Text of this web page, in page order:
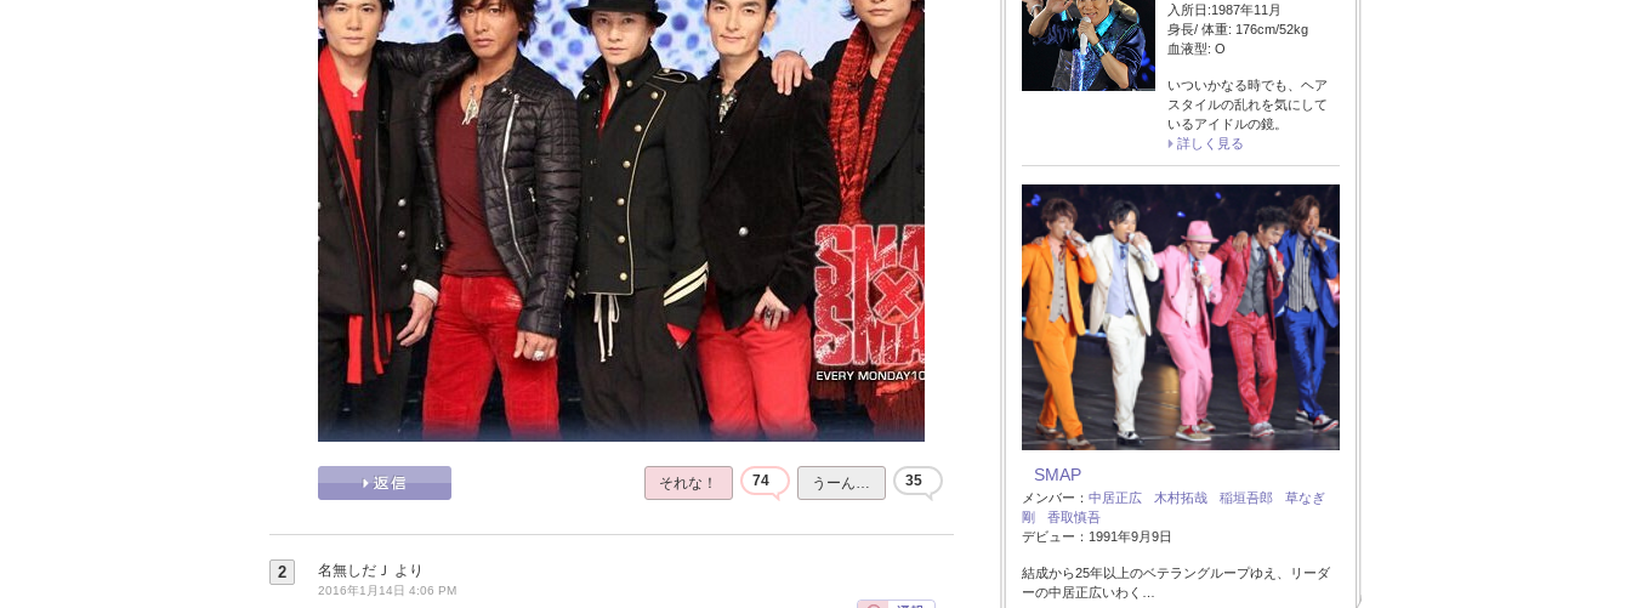
それな！ 74 うーん… 35
2 名無しだＪ より
2016年1月14日 4:06 PM
入所日:1987年11月
身長/ 体重: 176cm/52kg
血液型: O
いついかなる時でも、ヘア
スタイルの乱れを気にして
いるアイドルの鏡。
詳しく見る
SMAP
メンバー： 中居正広 木村拓哉 稲垣吾郎
草なぎ
剛
香取慎吾
デビュー：1991年9月9日
結成から25年以上のベテラングループゆえ、リーダ
ーの中居正広いわく…